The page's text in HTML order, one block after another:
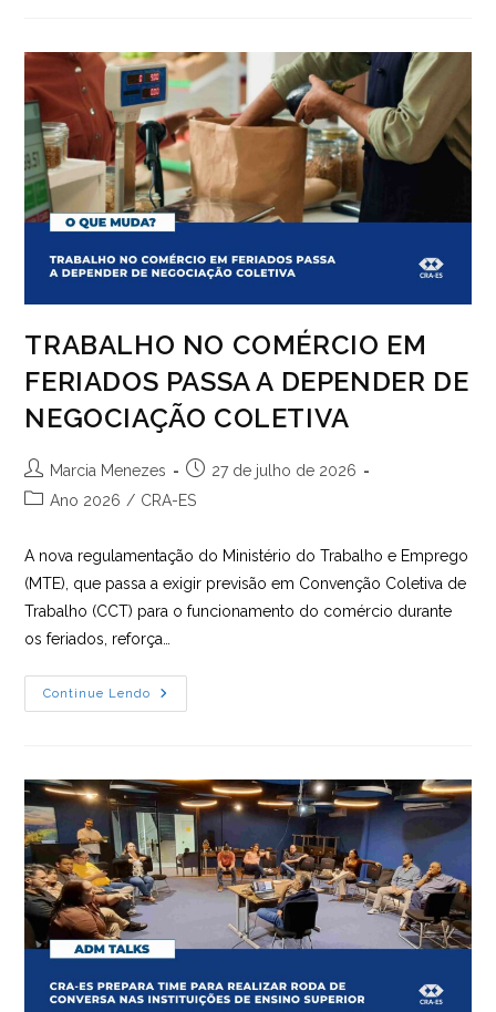
TECNÓLOGO
EM
GESTÃO
DE
RH
NO
CADASTRO
DE
PERITOS
TRABALHO NO COMÉRCIO EM
FERIADOS PASSA A DEPENDER DE
NEGOCIAÇÃO COLETIVA
Autor
do
Marcia Menezes
Post
publicado:
27 de julho de 2026
Categoria
Ano 2026 / CRA-ES
A nova regulamentação do Ministério do Trabalho e Emprego
(MTE), que passa a exigir previsão em Convenção Coletiva de
Trabalho (CCT) para o funcionamento do comércio durante
os feriados, reforça…
Continue Lendo
TRABALHO
NO
A
DEPENDER
DE
NEGOCIAÇÃO
COLETIVA